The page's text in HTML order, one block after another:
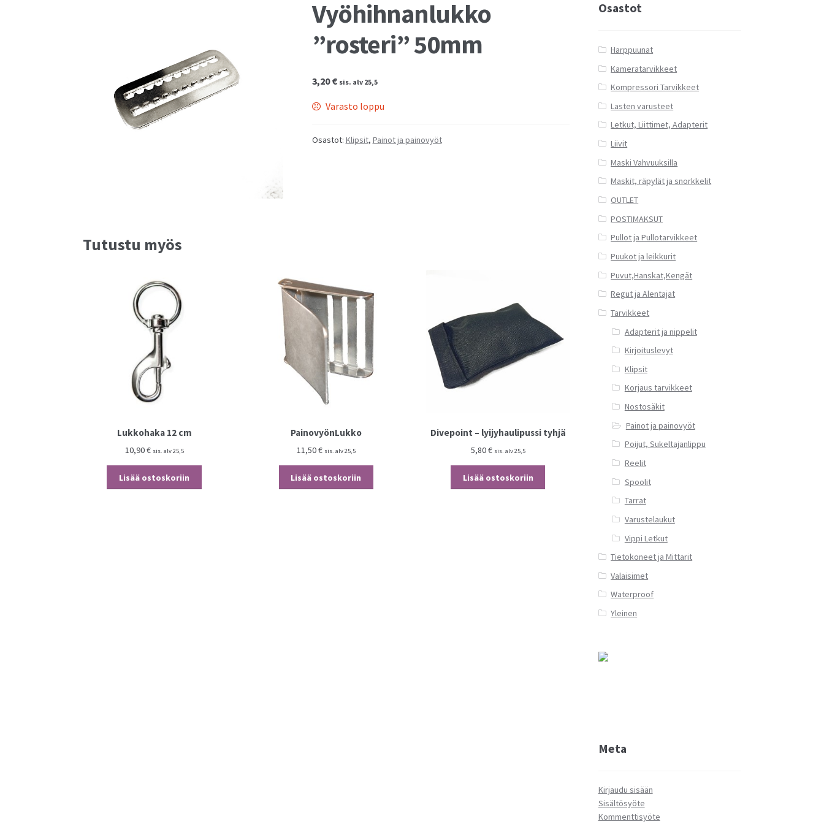
Vyöhihnanlukko
”rosteri” 50mm
3,20€ sis. alv 25,5
Varasto loppu
Osastot: Klipsit, Painot ja painovyöt
Tutustu myös
Lukkohaka 12 cm
10,90€ sis. alv 25,5
Lisää ostoskoriin
PainovyönLukko
11,50€ sis. alv 25,5
Lisää ostoskoriin
Divepoint – lyijyhaulipussi tyhjä
5,80€ sis. alv 25,5
Lisää ostoskoriin
Osastot
Harppuunat
Kameratarvikkeet
Kompressori Tarvikkeet
Lasten varusteet
Letkut, Liittimet, Adapterit
Liivit
Maski Vahvuuksilla
Maskit, räpylät ja snorkkelit
OUTLET
POSTIMAKSUT
Pullot ja Pullotarvikkeet
Puukot ja leikkurit
Puvut,Hanskat,Kengät
Regut ja Alentajat
Tarvikkeet
Adapterit ja nippelit
Kirjoituslevyt
Klipsit
Korjaus tarvikkeet
Nostosäkit
Painot ja painovyöt
Poijut, Sukeltajanlippu
Reelit
Spoolit
Tarrat
Varustelaukut
Vippi Letkut
Tietokoneet ja Mittarit
Valaisimet
Waterproof
Yleinen
Meta
Kirjaudu sisään
Sisältösyöte
Kommenttisyöte